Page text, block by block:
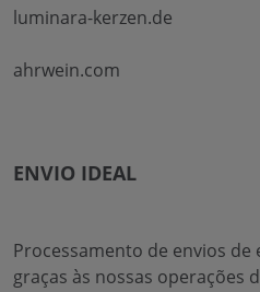
luminara-kerzen.de
ahrwein.com
ENVIO IDEAL
Processamento de envios de
graças às nossas operações